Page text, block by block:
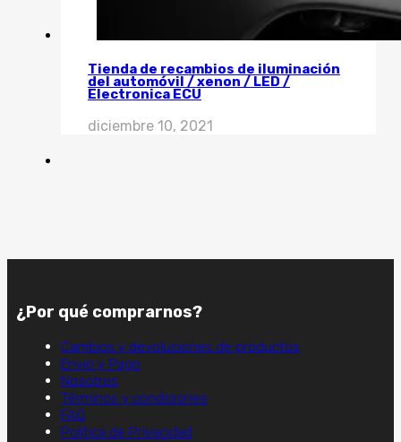
Tienda de recambios de iluminación
del automóvil / xenon / LED /
Electronica ECU
diciembre 10, 2021
¿Por qué comprarnos?
Cambios y devoluciones de productos
Envio y Pago
Nosotros
Términos y condiciones
FAQ
Política de Privacidad